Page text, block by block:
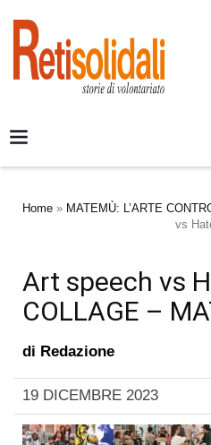
Home » MATEMÙ: L’ARTE
vs
Art speech vs
COLLAGE –
di Redazione
19 DICEMBRE 2023